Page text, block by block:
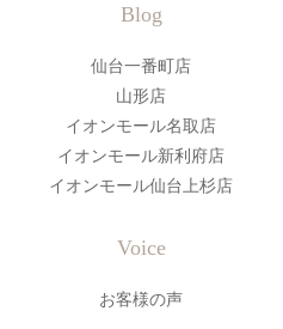
Blog
仙台一番町店
山形店
イオンモール名取店
イオンモール新利府店
イオンモール仙台上杉店
Voice
お客様の声